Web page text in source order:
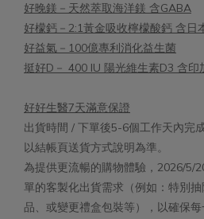
好晚鎂－天然萃取海洋鎂 含GABA
好檬鈣－2:1黃金吸收檸檬酸鈣 含日
好益氣－100億專利消化益生菌
挺好D－ 400 IU 陽光維生素D3 含印
好好生醫7天滿意保證
出貨時間 / 下單後5-6個工作天內完
以結帳頁送貨方式說明為準。
為提供更流暢的購物體驗，2026/5/
單的客製化出貨需求（例如：特別
品、或變更禮盒包裝等），以確保